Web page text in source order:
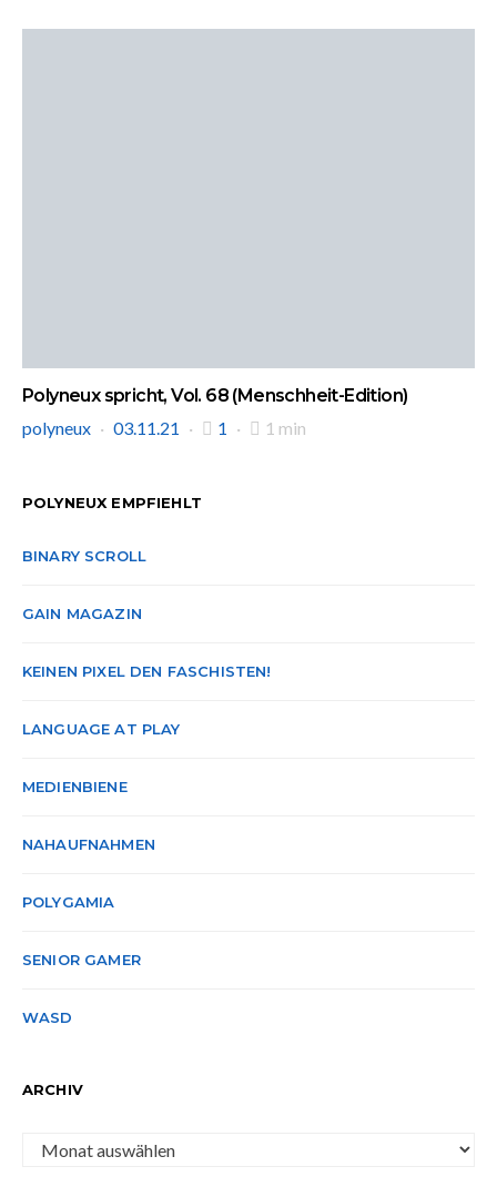
Polyneux spricht, Vol. 68 (Menschheit-Edition)
polyneux
03.11.21 1 1 min
POLYNEUX EMPFIEHLT
BINARY SCROLL
GAIN MAGAZIN
KEINEN PIXEL DEN FASCHISTEN!
LANGUAGE AT PLAY
MEDIENBIENE
NAHAUFNAHMEN
POLYGAMIA
SENIOR GAMER
WASD
ARCHIV
Archiv